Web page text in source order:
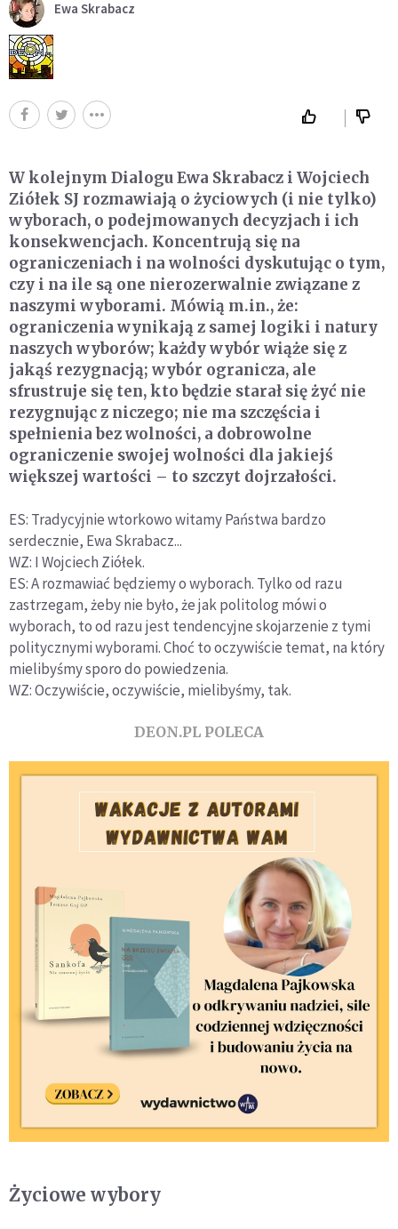
Ewa Skrabacz
W kolejnym Dialogu Ewa Skrabacz i Wojciech
Ziółek SJ rozmawiają o życiowych (i nie tylko)
wyborach, o podejmowanych decyzjach i ich
konsekwencjach. Koncentrują się na
ograniczeniach i na wolności dyskutując o tym,
czy i na ile są one nierozerwalnie związane z
naszymi wyborami. Mówią m.in., że:
ograniczenia wynikają z samej logiki i natury
naszych wyborów; każdy wybór wiąże się z
jakąś rezygnacją; wybór ogranicza, ale
sfrustruje się ten, kto będzie starał się żyć nie
rezygnując z niczego; nie ma szczęścia i
spełnienia bez wolności, a dobrowolne
ograniczenie swojej wolności dla jakiejś
większej wartości – to szczyt dojrzałości.
ES: Tradycyjnie wtorkowo witamy Państwa bardzo
serdecznie, Ewa Skrabacz...
WZ: I Wojciech Ziółek.
ES: A rozmawiać będziemy o wyborach. Tylko od razu
zastrzegam, żeby nie było, że jak politolog mówi o
wyborach, to od razu jest tendencyjne skojarzenie z tymi
politycznymi wyborami. Choć to oczywiście temat, na który
mielibyśmy sporo do powiedzenia.
WZ: Oczywiście, oczywiście, mielibyśmy, tak.
DEON.PL POLECA
Życiowe wybory